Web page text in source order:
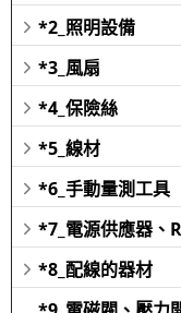
*2_照明設備
*3_風扇
*4_保險絲
*5_線材
*6_手動量測工具
*7_電源供應器、
*8_配線的器材